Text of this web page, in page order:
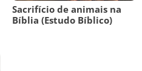
Sacrifício de animais na
Bíblia (Estudo Bíblico)